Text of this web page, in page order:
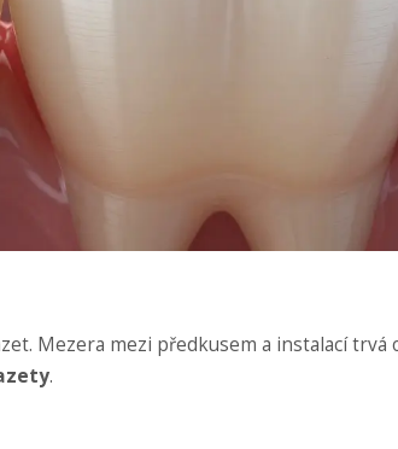
Mezera mezi předkusem a instalací trvá
.